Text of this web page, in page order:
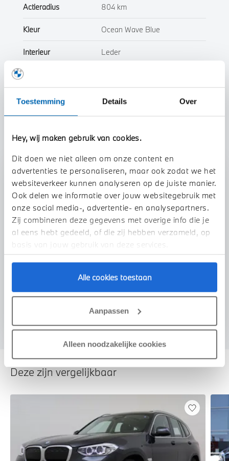
Toestemming Details Over
Hey, wij maken gebruik van cookies.
Dit doen we niet alleen om onze content en
advertenties te personaliseren, maar ook zodat we het
websiteverkeer kunnen analyseren op de juiste manier.
Ook delen we informatie over jouw websitegebruik met
onze social media-, advertentie- en analysepartners.
Zij combineren deze gegevens met overige info die je
al eens hebt gedeeld, of die zij hebben verzameld, op
basis van jouw gebruik van deze services.
Alle cookies toestaan
Aanpassen
Alleen noodzakelijke cookies
Uw auto inruilen?
Voorstel aanvragen
Actieradius 804 km
Kleur Ocean Wave Blue
Interieur Leder
Btw/Marge
Toon alle eigenschappen
Deze zijn vergelijkbaar